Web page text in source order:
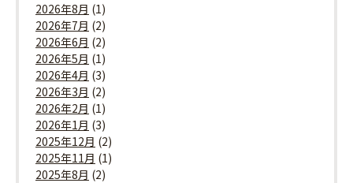
2026年8月 (1)
2026年7月 (2)
2026年6月 (2)
2026年5月 (1)
2026年4月 (3)
2026年3月 (2)
2026年2月 (1)
2026年1月 (3)
2025年12月 (2)
2025年11月 (1)
2025年8月 (2)